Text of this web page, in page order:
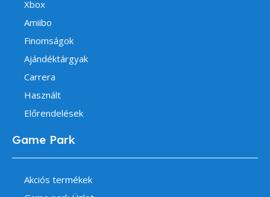
Xbox
Amiibo
Finomságok
Ajándéktárgyak
Carrera
Használt
Előrendelések
Game Park
Akciós termékek